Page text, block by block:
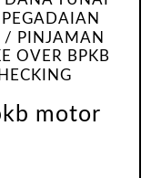
PEGADAIAN
PINJAMAN
OVER BPKB
motor